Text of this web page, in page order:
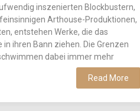
inszenierten Blockbustern,
Arthouse-Produktionen,
entstehen Werke, die das
ihren Bann ziehen. Die Grenzen
dabei immer mehr
Read More